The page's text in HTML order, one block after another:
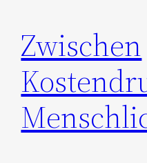
Zwischen